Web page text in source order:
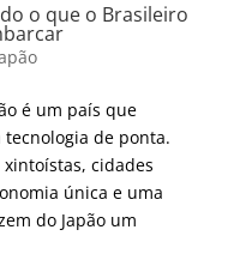
o que o Brasileiro
é um país que
de ponta.
cidades
única e uma
do Japão um